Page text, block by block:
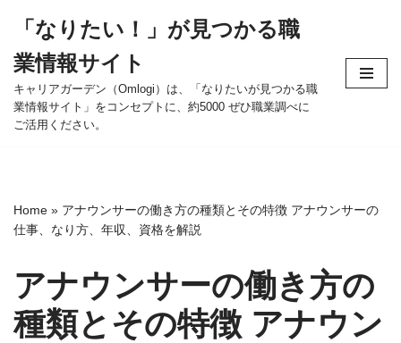
ン
テ
ン
ツ
ッ
プ
「なりたい！」が見つかる職
業情報サイト
キャリアガーデン（Omlogi）は、「なりたいが見つかる職
業情報サイト」をコンセプトに、約5000 ぜひ職業調べに
ご活用ください。
Home » アナウンサーの働き方の種類とその特徴 アナウンサーの
仕事、なり方、年収、資格を解説
アナウンサーの働き方の
種類とその特徴 アナウン